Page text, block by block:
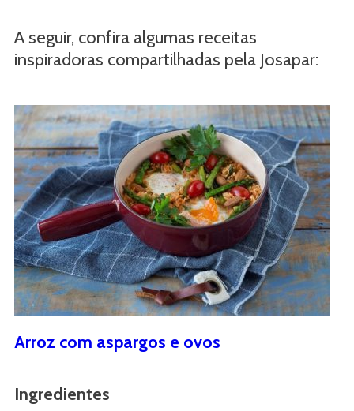
A seguir, confira algumas receitas
inspiradoras compartilhadas pela Josapar:
Arroz com aspargos e ovos
Ingredientes